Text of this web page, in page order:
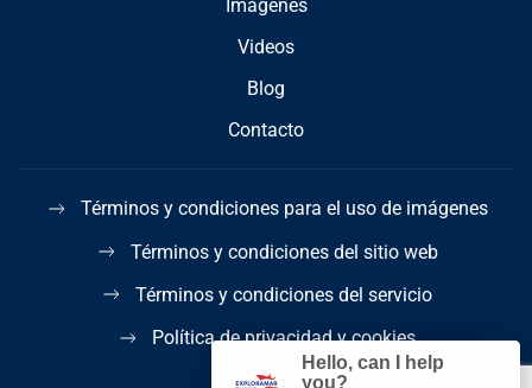
Imágenes
Videos
Blog
Contacto
Términos y condiciones para el uso de imágenes
Términos y condiciones del sitio web
Términos y condiciones del servicio
Política de privacidad y cookies
Hello, can I help
you?